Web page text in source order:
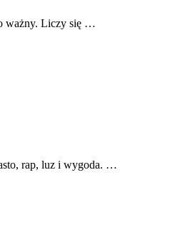
ważny. Liczy się …
rap, luz i wygoda. …